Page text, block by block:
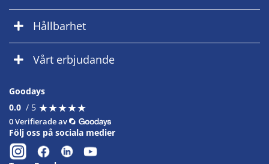
Hållbarhet
Vårt erbjudande
Goodays
0.0 / 5 ★★★★★
★★★★★
0 Verifierade av
Följ oss på sociala medier